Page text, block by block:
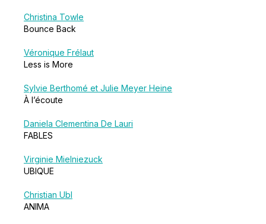
Christina Towle
Bounce Back
Véronique Frélaut
Less is More
Sylvie Berthomé et Julie Meyer Heine
À l’écoute
Daniela Clementina De Lauri
FABLES
Virginie Mielniezuck
UBIQUE
Christian Ubl
ANIMA